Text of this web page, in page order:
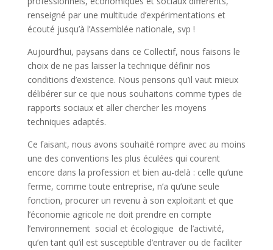
renseigné par une multitude d’expérimentations et
écouté jusqu’à l’Assemblée nationale, svp !
Aujourd’hui, paysans dans ce Collectif, nous faisons le
choix de ne pas laisser la technique définir nos
conditions d’existence. Nous pensons qu’il vaut mieux
délibérer sur ce que nous souhaitons comme types de
rapports sociaux et aller chercher les moyens
techniques adaptés.
Ce faisant, nous avons souhaité rompre avec au moins
une des conventions les plus éculées qui courent
encore dans la profession et bien au-delà : celle qu’une
ferme, comme toute entreprise, n’a qu’une seule
fonction, procurer un revenu à son exploitant et que
l’économie agricole ne doit prendre en compte
l’environnement social et écologique de l’activité,
qu’en tant qu’il est susceptible d’entraver ou de faciliter